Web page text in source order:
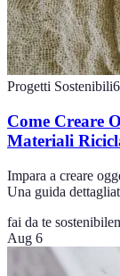
Progetti Sostenibili6
Come Creare
Materiali
Impara a creare
Una guida
fai da te sostenibile
Aug 6